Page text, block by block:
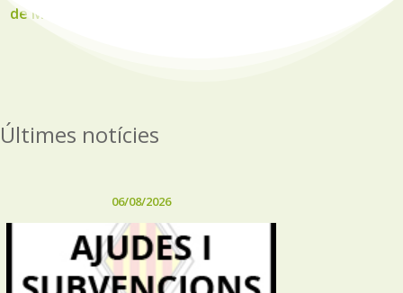
noticies
de Muro
Últimes notícies
06/08/2026